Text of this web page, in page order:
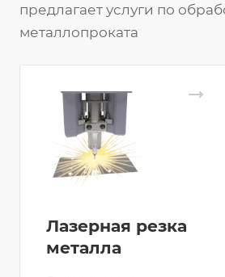
предлагает услуги по
металлопроката
Лазерная резка
металла